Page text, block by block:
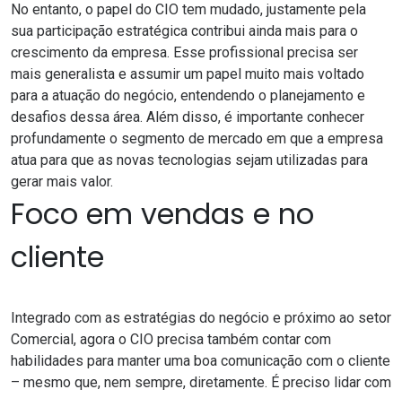
No entanto, o papel do CIO tem mudado, justamente pela
sua participação estratégica contribui ainda mais para o
crescimento da empresa. Esse profissional precisa ser
mais generalista e assumir um papel muito mais voltado
para a atuação do negócio, entendendo o planejamento e
desafios dessa área. Além disso, é importante conhecer
profundamente o segmento de mercado em que a empresa
atua para que as novas tecnologias sejam utilizadas para
gerar mais valor.
Foco em vendas e no
cliente
Integrado com as estratégias do negócio e próximo ao setor
Comercial, agora o CIO precisa também contar com
habilidades para manter uma boa comunicação com o cliente
– mesmo que, nem sempre, diretamente. É preciso lidar com